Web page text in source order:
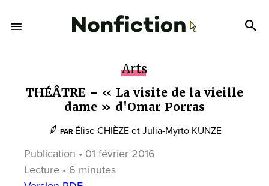
Arts
THÉÂTRE – « La visite de la vieille
dame » d'Omar Porras
PAR Élise CHIÈZEet Julia-Myrto KUNZE
Publication • 01 février 2016
Lecture • 6 minutes